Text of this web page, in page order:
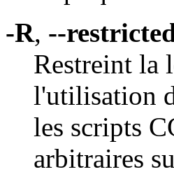
-R, --
Restreint la
l'utilisation
les scripts
arbitraires